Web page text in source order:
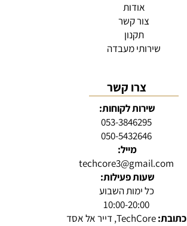
אודות
צור קשר
תקנון
שירותי מעבדה
צרו קשר
שירות לקוחות:
053-3846295
050-5432646
מייל:
techcore3@gmail.com
שעות פעילות:
כל ימות השבוע
10:00-20:00
כתובת:TechCore, דייר אל אסד